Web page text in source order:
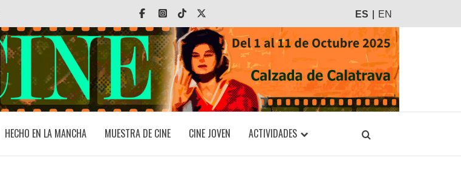
FacebookInstagram
Tiktok ES EN
HECHO EN LA MANCHA MUESTRA DE CINE CINE JOVEN ACTIVIDADES